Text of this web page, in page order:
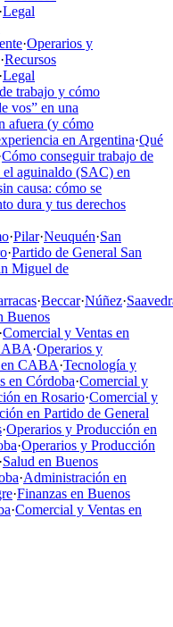
·Legal
·Operarios y
·Recursos
·Legal
trabajo y cómo
vos” en una
afuera (y cómo
en Argentina·Qué
Cómo conseguir trabajo de
el aguinaldo (SAC) en
causa: cómo se
dura y tus derechos
·Pilar·Neuquén·San
·Partido de General San
Miguel de
·Beccar·Núñez·
Buenos
·Comercial y Ventas en
·Operarios y
CABA·Tecnología y
en Córdoba·Comercial y
en Rosario·Comercial y
en Partido de General
·Operarios y Producción en
·Operarios y Producción
·Salud en Buenos
·Administración en
·Finanzas en Buenos
·Comercial y Ventas en